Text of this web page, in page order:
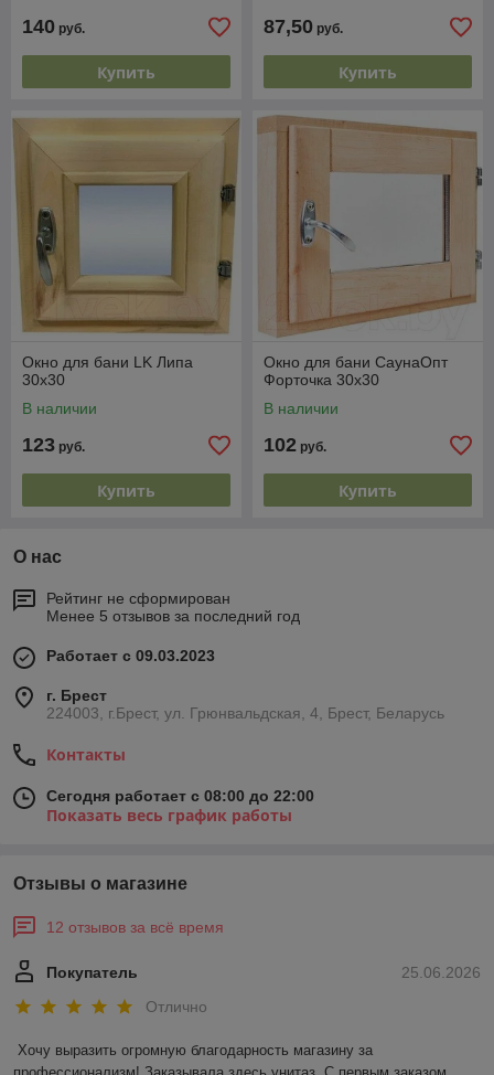
140 руб.
Купить
87,50 руб.
Купить
Окно для бани LK Липа
30x30
В наличии
123 руб.
Купить
Окно для бани СаунаОпт
Форточка 30x30
В наличии
102 руб.
Купить
О нас
Рейтинг не сформирован
Менее 5 отзывов за последний год
Работает с 09.03.2023
г. Брест
224003, г.Брест, ул. Грюнвальдская, 4, Брест, Беларусь
Контакты
Сегодня работает с 08:00 до 22:00
Показать весь график работы
Отзывы о магазине
12 отзывов за всё время
25.06.2026
Покупатель
Отлично
Хочу выразить огромную благодарность магазину за